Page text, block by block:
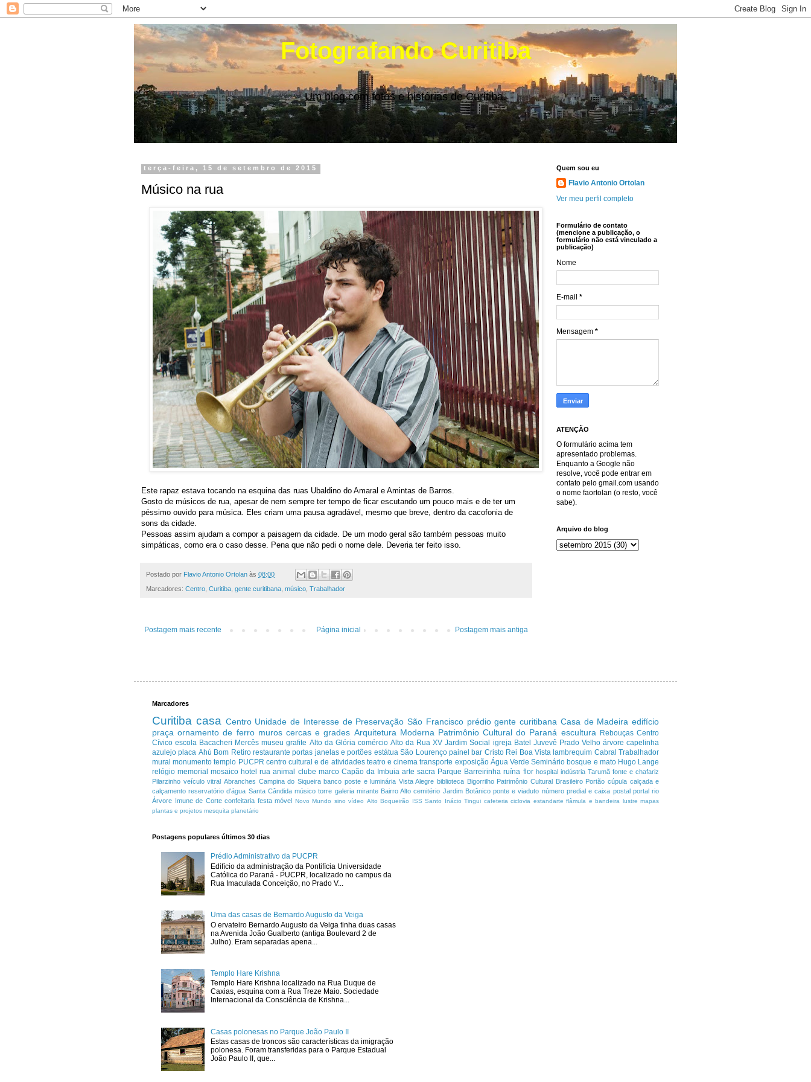
Fotografando Curitiba
Um blog com fotos e histórias de Curitiba.
terça-feira, 15 de setembro de 2015
Músico na rua
Este rapaz estava tocando na esquina das ruas Ubaldino do Amaral e Amintas de Barros.
Gosto de músicos de rua, apesar de nem sempre ter tempo de ficar escutando um pouco mais e de ter um
péssimo ouvido para música. Eles criam uma pausa agradável, mesmo que breve, dentro da cacofonia de
sons da cidade.
Pessoas assim ajudam a compor a paisagem da cidade. De um modo geral são também pessoas muito
simpáticas, como era o caso desse. Pena que não pedi o nome dele. Deveria ter feito isso.
Postado por Flavio Antonio Ortolan às 08:00
Marcadores: Centro Curitiba gente curitibana músico Trabalhador
Postagem mais recente Postagem mais antiga
Página inicial
Quem sou eu
Flavio Antonio Ortolan
Ver meu perfil completo
Formulário de contato
(mencione a publicação, o
formulário não está vinculado a
publicação)
Nome
E-mail *
Mensagem *
ATENÇÃO
O formulário acima tem
apresentado problemas.
Enquanto a Google não
resolve, você pode entrar em
contato pelo gmail.com usando
o nome faortolan (o resto, você
sabe).
Arquivo do blog
Marcadores
Curitiba casa Centro Unidade de Interesse de Preservação São Francisco prédio gente curitibana Casa de Madeira edifício
praça ornamento de ferro muros cercas e grades Arquitetura Moderna Patrimônio Cultural do Paraná escultura Rebouças Centro
Cívico escola Bacacheri Mercês museu grafite Alto da Glória comércio Alto da Rua XV Jardim Social igreja Batel Juvevê Prado Velho árvore capelinha
azulejo placa Ahú Bom Retiro restaurante portas janelas e portões estátua São Lourenço painel bar Cristo Rei Boa Vista lambrequim Cabral Trabalhador
mural monumento templo PUCPR centro cultural e de atividades teatro e cinema transporte exposição Água Verde Seminário bosque e mato Hugo Lange
relógio memorial mosaico hotel rua animal clube marco Capão da Imbuia arte sacra Parque Barreirinha ruína flor hospital indústria Tarumã fonte e chafariz
Pilarzinho veículo vitral Abranches Campina do Siqueira banco poste e luminária Vista Alegre biblioteca Bigorrilho Patrimônio Cultural Brasileiro Portão cúpula calçada e
calçamento reservatório d'água Santa Cândida músico torre galeria mirante Bairro Alto cemitério Jardim Botânico ponte e viaduto número predial e caixa postal portal rio
Árvore Imune de Corte confeitaria festa móvel Novo Mundo sino vídeo Alto Boqueirão ISS Santo Inácio Tingui cafeteria ciclovia estandarte flâmula e bandeira lustre mapas
plantas e projetos mesquita planetário
Postagens populares últimos 30 dias
Prédio Administrativo da PUCPR
Edifício da administração da Pontifícia Universidade
Católica do Paraná - PUCPR, localizado no campus da
Rua Imaculada Conceição, no Prado V...
Uma das casas de Bernardo Augusto da Veiga
O ervateiro Bernardo Augusto da Veiga tinha duas casas
na Avenida João Gualberto (antiga Boulevard 2 de
Julho). Eram separadas apena...
Templo Hare Krishna
Templo Hare Krishna localizado na Rua Duque de
Caxias, esquina com a Rua Treze Maio. Sociedade
Internacional da Consciência de Krishna...
Casas polonesas no Parque João Paulo II
Estas casas de troncos são características da imigração
polonesa. Foram transferidas para o Parque Estadual
João Paulo II, que...